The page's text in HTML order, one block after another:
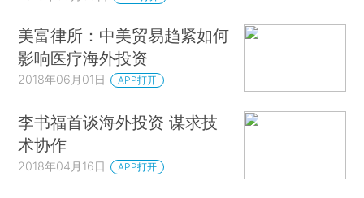
美富律所：中美贸易趋紧如何
影响医疗海外投资
2018年06月01日 APP打开
李书福首谈海外投资 谋求技
术协作
2018年04月16日 APP打开